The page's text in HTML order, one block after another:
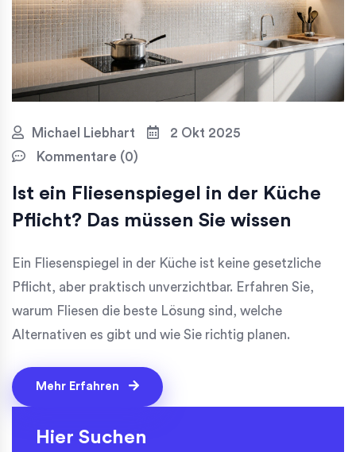
Michael Liebhart
2 Okt 2025
Kommentare (0)
Ist ein Fliesenspiegel in der Küche
Pflicht? Das müssen Sie wissen
Ein Fliesenspiegel in der Küche ist keine gesetzliche
Pflicht, aber praktisch unverzichtbar. Erfahren Sie,
warum Fliesen die beste Lösung sind, welche
Alternativen es gibt und wie Sie richtig planen.
Mehr Erfahren
Hier Suchen